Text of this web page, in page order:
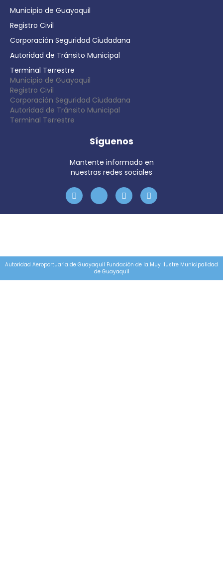
Municipio de Guayaquil
Registro Civil
Corporación Seguridad Ciudadana
Autoridad de Tránsito Municipal
Terminal Terrestre
Municipio de Guayaquil
Registro Civil
Corporación Seguridad Ciudadana
Autoridad de Tránsito Municipal
Terminal Terrestre
Síguenos
Mantente informado en
nuestras redes sociales
Autoridad Aeroportuaria de Guayaquil Fundación de la Muy Ilustre Municipalidad
de Guayaquil